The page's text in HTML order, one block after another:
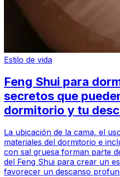
Estilo de vida
Feng Shui para
secretos que
dormitorio y tu
La ubicación de la cama, el
materiales del dormitorio e
con sal gruesa forman parte
del Feng Shui para crear un
favorecer un descanso